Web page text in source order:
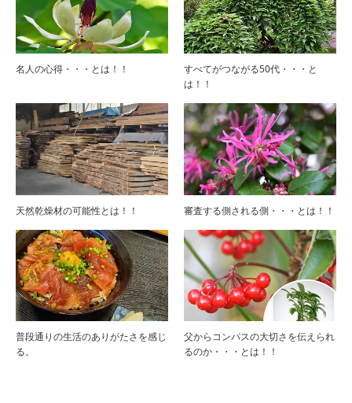
名人の心得・・・とは！！
すべてがつながる50代・・・と
は！！
天然乾燥材の可能性とは！！ 審査する側される側・・・とは！！
普段通りの生活のありがたさを感じ
る。
父からコンパスの大切さを伝えられ
るのか・・・とは！！